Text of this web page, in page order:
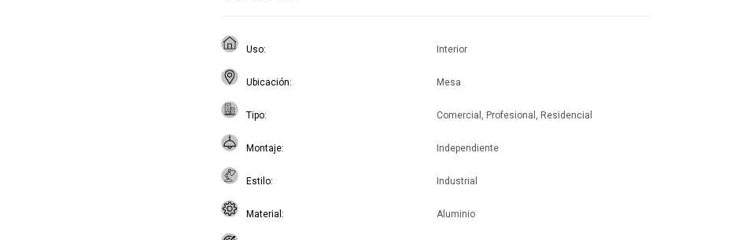
Uso Interior
Ubicación Mesa
Tipo Comercial, Profesional, Residencial
Montaje Independiente
Estilo Industrial
Material Aluminio